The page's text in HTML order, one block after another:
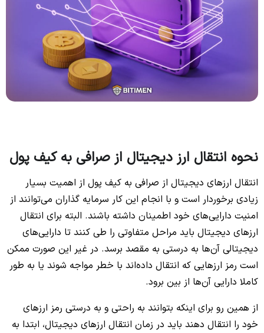
نحوه انتقال ارز دیجیتال از صرافی به کیف پول
انتقال ارزهای دیجیتال از صرافی به کیف پول از اهمیت بسیار
زیادی برخوردار است و با انجام این کار سرمایه گذاران می‌توانند از
امنیت دارایی‌های خود اطمینان داشته باشند. البته برای انتقال
ارزهای دیجیتال باید مراحل متفاوتی را طی کنند تا دارایی‌های
دیجیتالی آن‌ها به درستی به مقصد برسد. در غیر این صورت ممکن
است رمز ارزهایی که انتقال داده‌اند با خطر مواجه شوند یا به طور
کاملا دارایی آن‌ها از بین برود.
از همین رو برای اینکه بتوانند به راحتی و به درستی رمز ارزهای
خود را انتقال دهند باید در زمان انتقال ارزهای دیجیتال، ابتدا به